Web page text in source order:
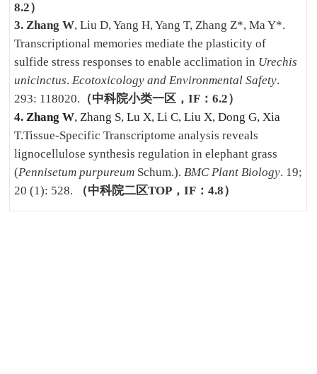
8.2）
3. Zhang W, Liu D, Yang H, Yang T, Zhang Z*, Ma Y*.
Transcriptional memories mediate the plasticity of
sulfide stress responses to enable acclimation in Urechis
unicinctus.Ecotoxicology and Environmental Safety.
293: 118020. （中科院小类一区，IF ：6.2）
4.Zhang W, Zhang S, Lu X, Li C, Liu X, Dong G, Xia
T.Tissue-Specific Transcriptome analysis reveals
lignocellulose synthesis regulation in elephant grass
(Pennisetum purpureum Schum.).BMC Plant Biology. 19;
20 (1): 528.
（中科院二区TOP ，IF ：4.8）